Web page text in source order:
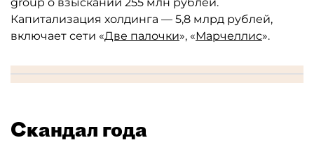
Капитализация холдинга — 5,8 млрд рублей,
включает сети «Две палочки», «Марчеллис».
Скандал года